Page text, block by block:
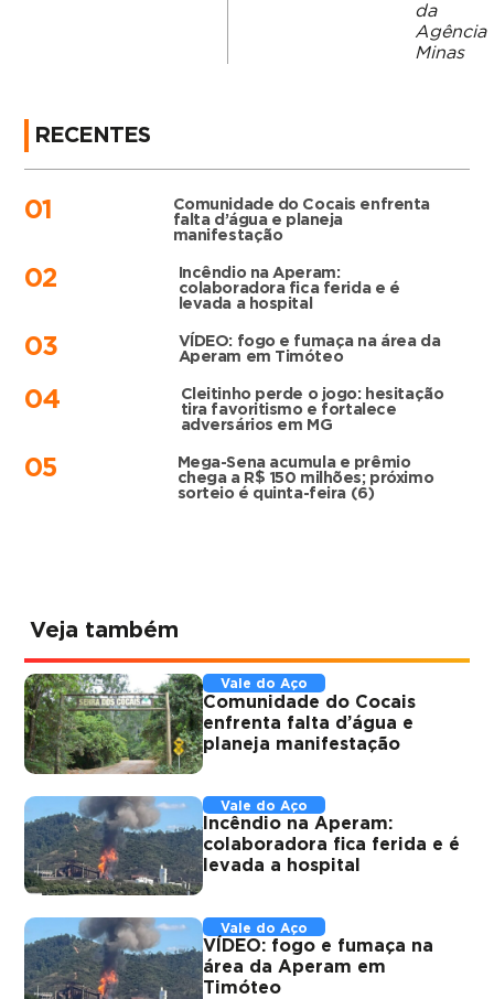
da
Agência
Minas
RECENTES
01
Comunidade do Cocais enfrenta
falta d’água e planeja
manifestação
02
Incêndio na Aperam:
colaboradora fica ferida e é
levada a hospital
03
VÍDEO: fogo e fumaça na área da
Aperam em Timóteo
04
Cleitinho perde o jogo: hesitação
tira favoritismo e fortalece
adversários em MG
05
Mega-Sena acumula e prêmio
chega a R$ 150 milhões; próximo
sorteio é quinta-feira (6)
Veja também
Vale do Aço
Comunidade do Cocais
enfrenta falta d’água e
planeja manifestação
Vale do Aço
Incêndio na Aperam:
colaboradora fica ferida e é
levada a hospital
Vale do Aço
VÍDEO: fogo e fumaça na
área da Aperam em
Timóteo